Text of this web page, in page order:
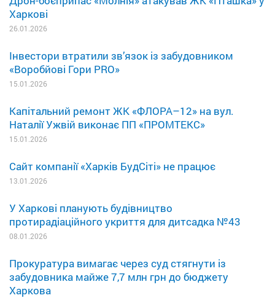
Харкові
26.01.2026
Інвестори втратили зв’язок із забудовником
«Воробйові Гори PRO»
15.01.2026
Капітальний ремонт ЖК «ФЛОРА–12» на вул.
Наталії Ужвій виконає ПП «ПРОМТЕКС»
15.01.2026
Сайт компанії «Харків БудСіті» не працює
13.01.2026
У Харкові планують будівництво
протирадіаційного укриття для дитсадка №43
08.01.2026
Прокуратура вимагає через суд стягнути із
забудовника майже 7,7 млн грн до бюджету
Харкова